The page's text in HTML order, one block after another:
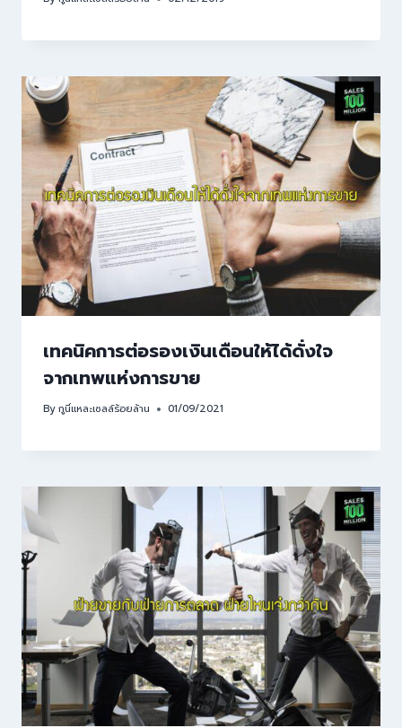
เทคนิคการต่อรองเงินเดือนให้ได้ดั่งใจ
จากเทพแห่งการขาย
Byกูนี่แหละเซลล์ร้อยล้าน 01/09/2021